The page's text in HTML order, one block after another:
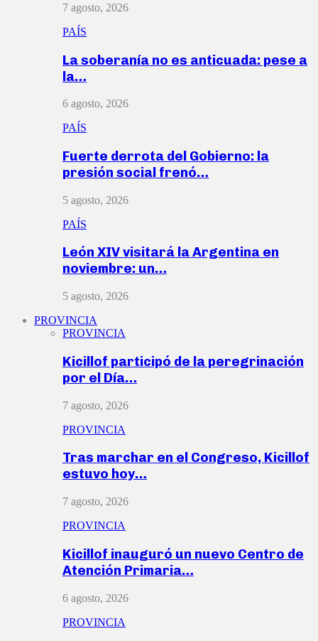
7 agosto, 2026
PAÍS
La soberanía no es anticuada: pese a
la…
6 agosto, 2026
PAÍS
Fuerte derrota del Gobierno: la
presión social frenó…
5 agosto, 2026
PAÍS
León XIV visitará la Argentina en
noviembre: un…
5 agosto, 2026
PROVINCIA
PROVINCIA
Kicillof participó de la peregrinación
por el Día…
7 agosto, 2026
PROVINCIA
Tras marchar en el Congreso, Kicillof
estuvo hoy…
7 agosto, 2026
PROVINCIA
Kicillof inauguró un nuevo Centro de
Atención Primaria…
6 agosto, 2026
PROVINCIA